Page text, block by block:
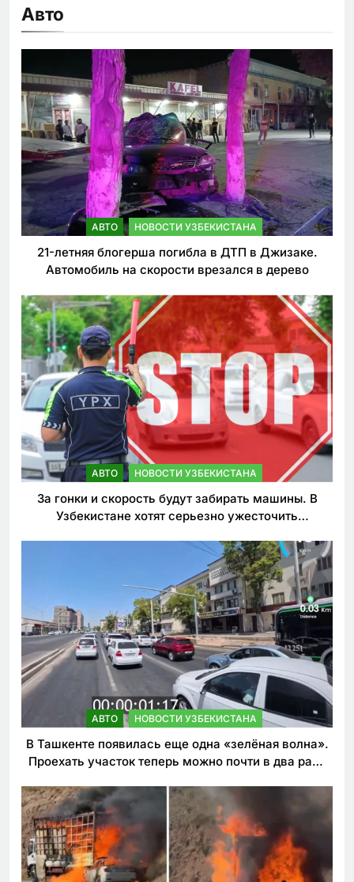
Авто
АВТО НОВОСТИ УЗБЕКИСТАНА
21-летняя блогерша погибла в ДТП в Джизаке.
Автомобиль на скорости врезался в дерево
АВТО НОВОСТИ УЗБЕКИСТАНА
За гонки и скорость будут забирать машины. В
Узбекистане хотят серьезно ужесточить
АВТО НОВОСТИ УЗБЕКИСТАНА
В Ташкенте появилась еще одна «зелёная волна».
Проехать участок теперь можно почти в два раза